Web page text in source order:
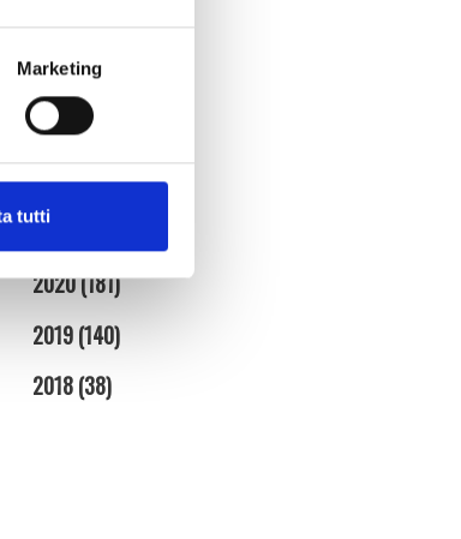
Marketing
tutti
2025(86)
2024(95)
2023(134)
2022(128)
2021
2020(181)
2019(140)
2018(38)